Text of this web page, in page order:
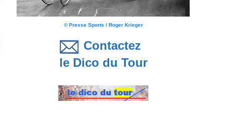
© Presse Sports / Roger Krieger
Contactez
le Dico du Tour